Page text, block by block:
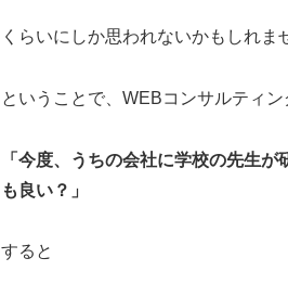
くらいにしか思われないかもしれま
ということで、WEBコンサルティ
「今度、うちの会社に学校の先生
も良い？」
すると